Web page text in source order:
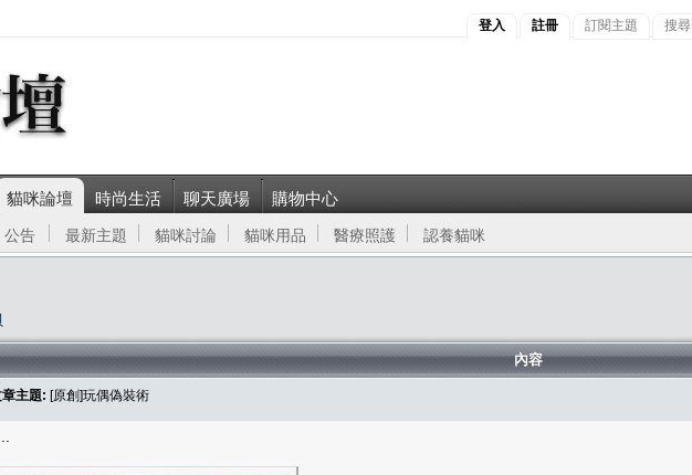
登入 註冊 訂閱主題 搜尋
貓咪論壇 時尚生活 聊天廣場 購物中心
公告 最新主題 貓咪討論 貓咪用品 醫療照護 認養貓咪
內容
主題: [原創]玩偶偽裝術